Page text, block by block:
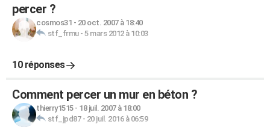
percer ?
cosmos31 - 20 oct. 2007 à 18:40
stf_frmu- 5 mars 2012 à 10:03
10 réponses
Comment percer un mur en béton ?
thierry1515- 18 juil. 2007 à 18:00
stf_jpd87- 20 juil. 2016 à 06:59